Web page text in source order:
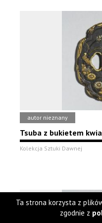
autor nieznany
Tsuba z bukietem
Kolekcja Sztuki Dawnej
Ta strona korzysta z
zgodnie z